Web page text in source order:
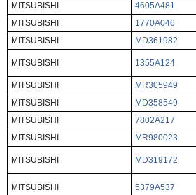
MITSUBISHI
4605A481
MITSUBISHI
1770A046
MITSUBISHI
MD361982
MITSUBISHI 1355A124
MITSUBISHI
MR305949
MITSUBISHI
MD358549
MITSUBISHI
7802A217
MITSUBISHI
MR980023
MITSUBISHI MD319172
MITSUBISHI 5379A537